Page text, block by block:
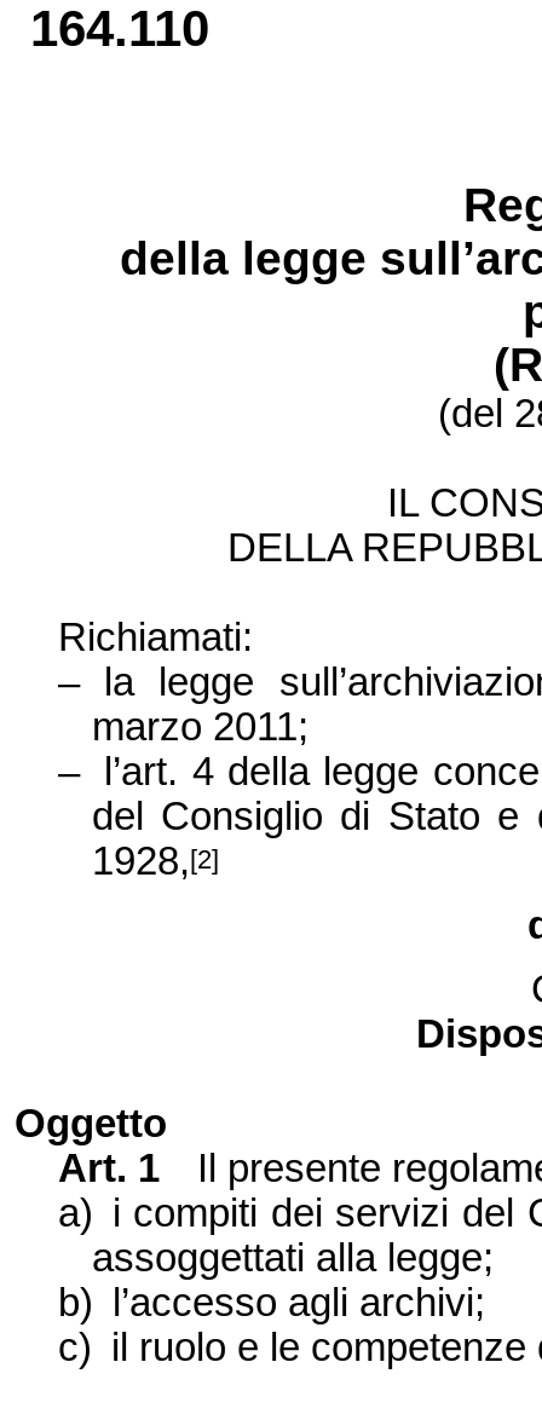
164.110
della legge
(del
IL
DELLA
Richiamati:
–
la legge
marzo 2011;
–
l’art. 4 della legge
del Consiglio di Stato e
1928,[2]
Oggetto
Art. 1
Il presente
a) i compiti dei servizi del
assoggettati alla legge;
b)
l’accesso agli archivi;
c) il ruolo e le competenze